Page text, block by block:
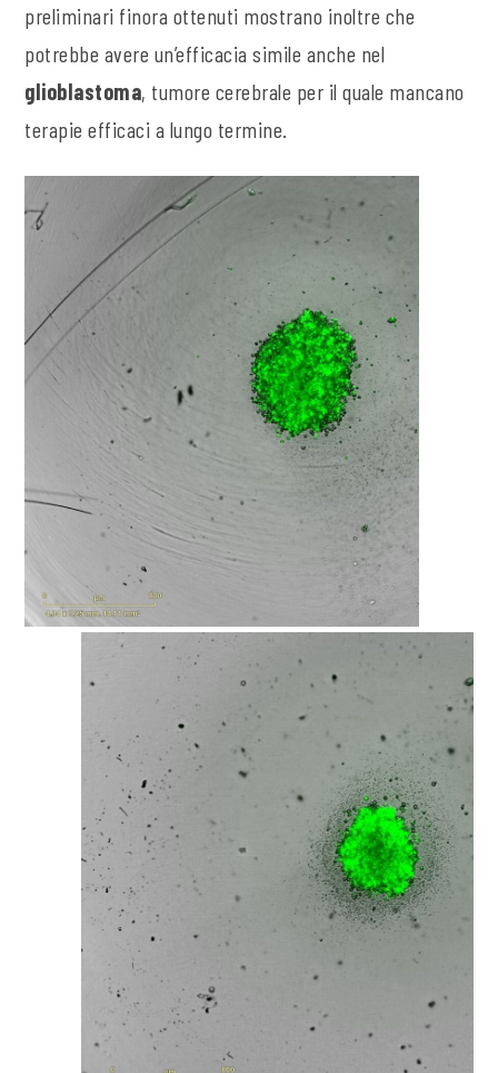
preliminari finora ottenuti mostrano inoltre che
potrebbe avere un’efficacia simile anche nel
glioblastoma, tumore cerebrale per il quale mancano
terapie efficaci a lungo termine.